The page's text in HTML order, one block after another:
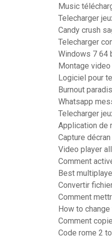
Music
Telecharger
Candy crush
Telecharger
Windows 7 64
Montage
Logiciel pour
Burnout
Whatsapp
Telecharger
Application de
Capture
Video player
Comment
Best
Convertir
Comment
How to
Comment
Code rome 2